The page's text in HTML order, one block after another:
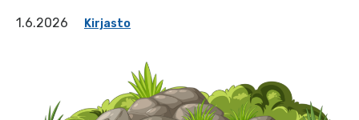
1.6.2026 Kirjasto